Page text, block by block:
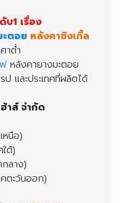
บ1 เรื่อง
ะตอ หลังคาซิงเกิ้ล
าต่ำ
หลังคายางมะตอ
ป และประเทศที่ผลิตได้
าส์ จำกัด
หนือ)
ต้)
ลาง)
ะวันออก)